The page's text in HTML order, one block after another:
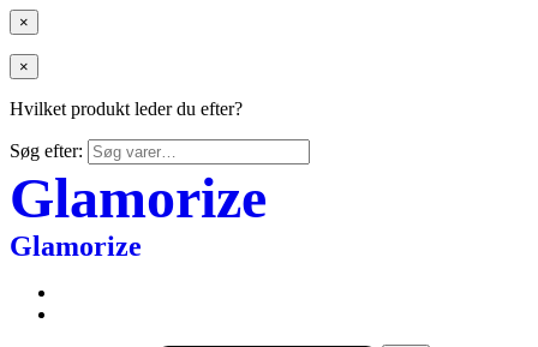
×
×
Hvilket produkt leder du efter?
Søg efter:
Glamorize
Glamorize